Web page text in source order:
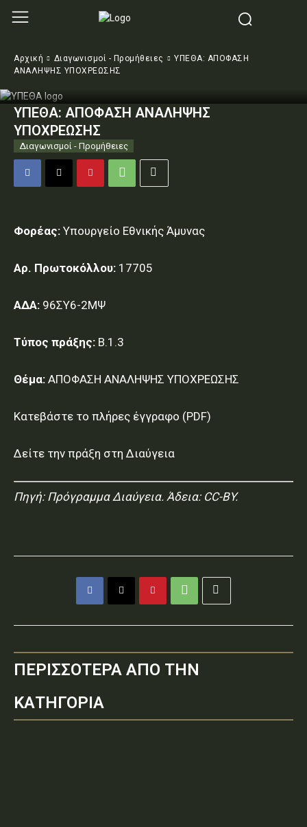
Αρχική Διαγωνισμοί - Προμήθειες
ΥΠΕΘΑ: ΑΠΟΦΑΣΗ
ΑΝΑΛΗΨΗΣ ΥΠΟΧΡΕΩΣΗΣ
ΥΠΕΘΑ: ΑΠΟΦΑΣΗ ΑΝΑΛΗΨΗΣ
ΥΠΟΧΡΕΩΣΗΣ
Διαγωνισμοί - Προμήθειες
Φορέας: Υπουργείο Εθνικής Άμυνας
Αρ. Πρωτοκόλλου: 17705
ΑΔΑ: 96ΣΥ6-2ΜΨ
Τύπος πράξης: Β.1.3
Θέμα: ΑΠΟΦΑΣΗ ΑΝΑΛΗΨΗΣ ΥΠΟΧΡΕΩΣΗΣ
Κατεβάστε το πλήρες έγγραφο (PDF)
Δείτε την πράξη στη Διαύγεια
Πηγή: Πρόγραμμα Διαύγεια. Άδεια: CC-BY.
ΠΕΡΙΣΣΟΤΕΡΑ ΑΠΟ ΤΗΝ
ΚΑΤΗΓΟΡΙΑ